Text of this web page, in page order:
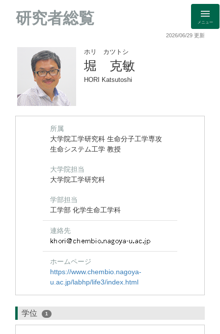
研究者総覧 メニュー
2026/06/29 更新
ホリ カツトシ
堀 克敏
HORI Katsutoshi
所属
大学院工学研究科 生命分子工学専攻
生命システム工学 教授
大学院担当
大学院工学研究科
学部担当
工学部 化学生命工学科
連絡先
ホームページ
https://www.chembio.nagoya-
u.ac.jp/labhp/life3/index.html
学位 1